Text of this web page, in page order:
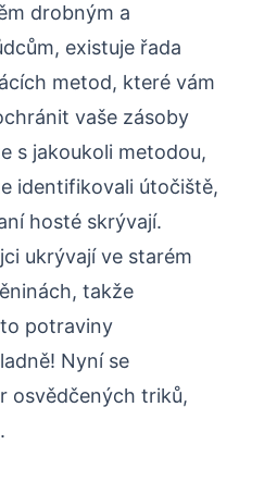
drobným a
existuje řada
metod, které vám
vaše zásoby
s jakoukoli metodou,
identifikovali útočiště,
hosté skrývají.
ukrývají ve starém
takže
potraviny
Nyní se
osvědčených triků,
.